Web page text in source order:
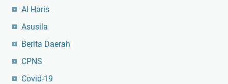
Al Haris
Asusila
Berita Daerah
CPNS
Covid-19